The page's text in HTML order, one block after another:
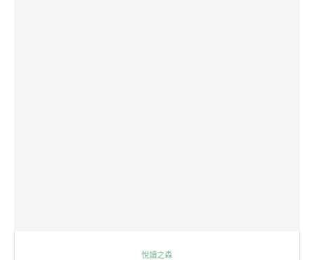
悅讀之森